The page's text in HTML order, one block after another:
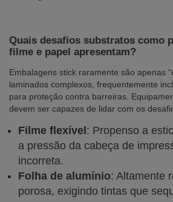
Quais desafios substratos como
filme e papel apresentam?
Embalagens stick raramente são apenas
laminados complexos, frequentemente
para proteção contra barreiras.
devem ser capazes de lidar com os
Filme flexível : Propenso a
a pressão da cabeça de
incorreta.
Folha de alumínio: Altamente
porosa, exigindo tintas que